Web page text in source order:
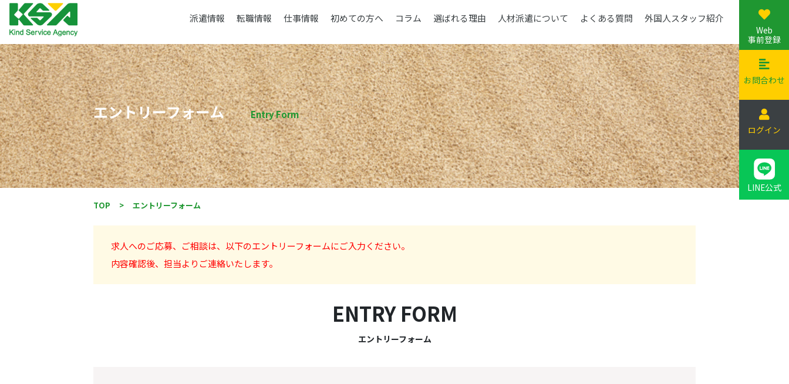
派遣情報 転職情報 仕事情報 初めての方へ コラム 選ばれる理由 人材派遣について よくある質問 外国人スタッフ紹介
Web
事前登録
お問合わせ
ログイン
LINE公式
エントリーフォーム Entry Form
TOP > エントリーフォーム
求人へのご応募、ご相談は、以下のエントリーフォームにご入力ください。
内容確認後、担当よりご連絡いたします。
ENTRY FORM
エントリーフォーム